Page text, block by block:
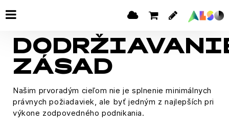
ZÁSAD
Našim prvoradým cieľom nie je splnenie minimálnych
právnych požiadaviek, ale byť jedným z najlepších pri
výkone zodpovedného podnikania.